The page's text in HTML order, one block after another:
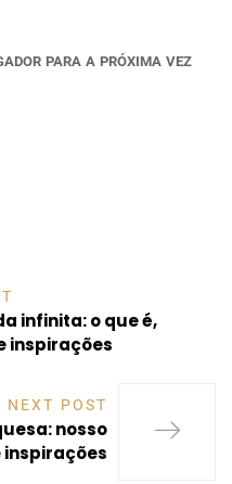
PARA A PRÓXIMA VEZ
infinita: o que é,
inspirações
NEXT POST
nosso
inspirações